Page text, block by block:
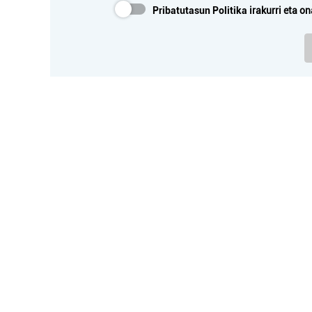
Pribatutasun Politika irakurri eta